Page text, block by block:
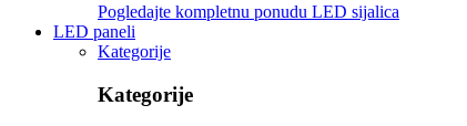
Pogledajte kompletnu ponudu LED sijalica
LED paneli
Kategorije
Kategorije